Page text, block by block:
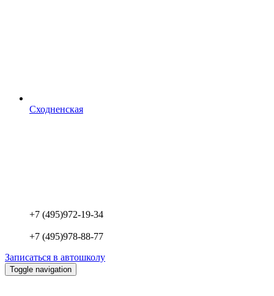
Сходненская
+7 (495)972-19-34
+7 (495)978-88-77
Записаться в автошколу
Toggle navigation